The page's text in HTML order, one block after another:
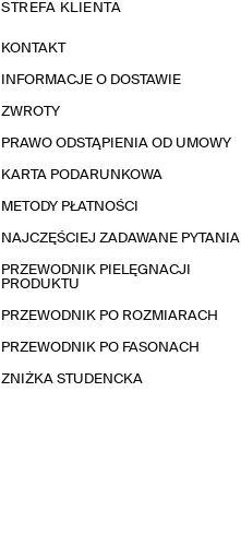
STREFA KLIENTA
KONTAKT
INFORMACJE O DOSTAWIE
ZWROTY
PRAWO ODSTĄPIENIA OD UMOWY
KARTA PODARUNKOWA
METODY PŁATNOŚCI
NAJCZĘŚCIEJ ZADAWANE PYTANIA
PRZEWODNIK PIELĘGNACJI
PRODUKTU
PRZEWODNIK PO ROZMIARACH
PRZEWODNIK PO FASONACH
ZNIŻKA STUDENCKA